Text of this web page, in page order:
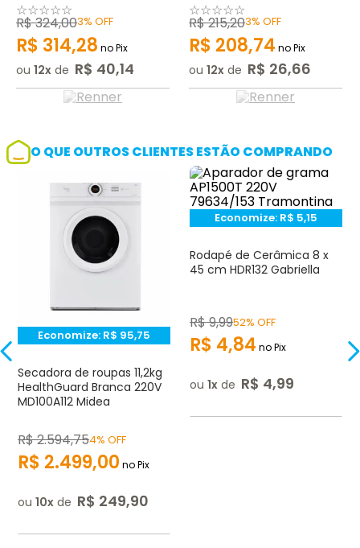
☆☆☆☆☆
R$324,003% OFF
R$ 314,28 no Pix
ou 12 de R$ 40,14
☆☆☆☆☆
R$215,203% OFF
R$ 208,74 no Pix
ou 12 de R$ 26,66
O QUE OUTROS CLIENTES ESTÃO COMPRANDO
Economize: R$ 95,75
Secadora de roupas 11,2kg
HealthGuard Branca 220V
MD100A112 Midea
R$2.594,754% OFF
R$ 2.499,00 no Pix
ou 10 de R$ 249,90
Economize: R$ 5,15
Rodapé de Cerâmica 8 x
45 cm HDR132 Gabriella
R$9,9952% OFF
R$ 4,84 no Pix
ou 1 de R$ 4,99